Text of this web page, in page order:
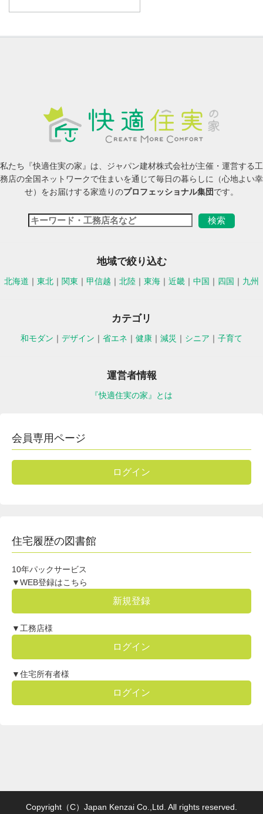
私たち『快適住実の家』は、ジャパン建材株式会社が主催・運営する工
務店の全国ネットワークで住まいを通じて毎日の暮らしに（心地よい幸
せ）をお届けする家造りのプロフェッショナル集団です。
地域で絞り込む
北海道 ｜ 東北 ｜ 関東 ｜ 甲信越 ｜ 北陸 ｜ 東海 ｜ 近畿 ｜ 中国 ｜ 四国 ｜ 九州
カテゴリ
和モダン ｜ デザイン ｜ 省エネ ｜ 健康 ｜ 減災 ｜ シニア ｜ 子育て
運営者情報
『快適住実の家』とは
会員専用ページ
ログイン
住宅履歴の図書館
10年パックサービス
▼WEB登録はこちら
新規登録
▼工務店様
ログイン
▼住宅所有者様
ログイン
Copyright（C）Japan Kenzai Co.,Ltd. All rights reserved.